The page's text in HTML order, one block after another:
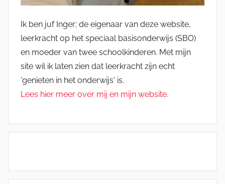
Ik ben juf Inger; de eigenaar van deze website,
leerkracht op het speciaal basisonderwijs (SBO)
en moeder van twee schoolkinderen. Met mijn
site wil ik laten zien dat leerkracht zijn echt
'genieten in het onderwijs' is.
Lees hier meer over mij en mijn website.